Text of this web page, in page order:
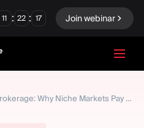
11 : 22 : 16 Join webinar
Launching a Localized Brokerage: Why Niche Markets Pay Better Than Generic Traffic